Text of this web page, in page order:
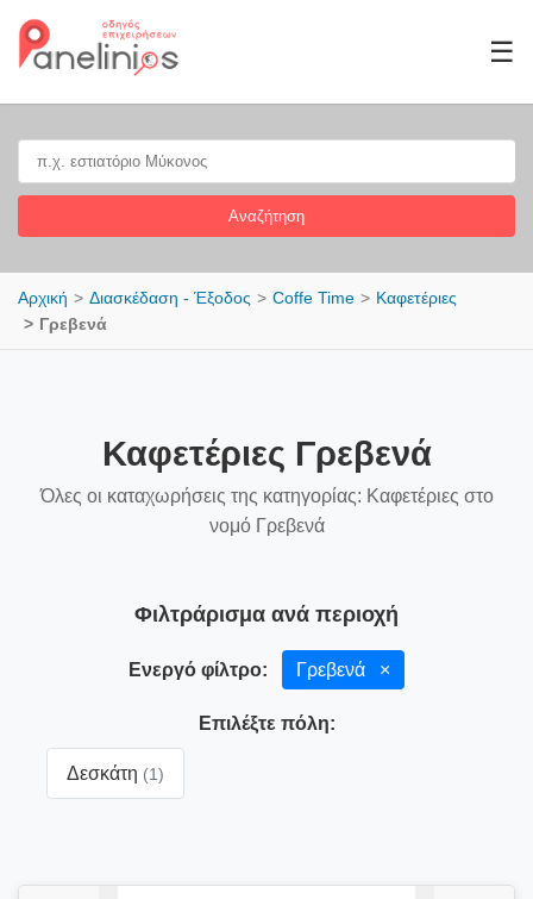
☰
Αναζήτηση
Αρχική Διασκέδαση - Έξοδος Coffe Time
Καφετέριες
Γρεβενά
Καφετέριες Γρεβενά
Όλες οι καταχωρήσεις της κατηγορίας: Καφετέριες στο
νομό Γρεβενά
Φιλτράρισμα ανά περιοχή
Ενεργό φίλτρο: Γρεβενά ×
Επιλέξτε πόλη:
Δεσκάτη (1)